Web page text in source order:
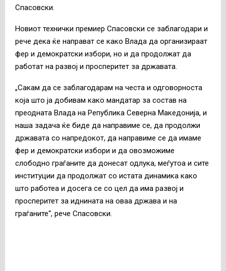
Спасовски.
Новиот технички премиер Спасовски се заблагодари и
рече дека ќе направат се како Влада да организираат
фер и демократски избори, но и да продолжат да
работат на развој и просперитет за државата.
„Сакам да се заблагодарам на честа и одговорноста
која што ја добивам како мандатар за состав на
преодната Влада на Република Северна Македонија, и
наша задача ќе биде да направиме се, да продолжи
државата со напредокот, да направиме се да имаме
фер и демократски избори и да овозможиме
слободно граѓаните да донесат одлука, меѓутоа и сите
институции да продолжат со истата динамика како
што работеа и досега се со цел да има развој и
просперитет за иднината на оваа држава и на
граѓаните“, рече Спасовски.